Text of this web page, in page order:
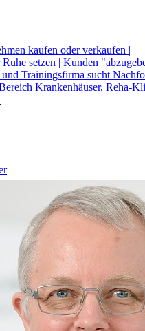
kaufen oder verkaufen |
setzen | Kunden
Trainingsfirma sucht
Krankenhäuser, Reha-